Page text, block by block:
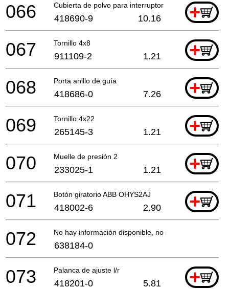
Cubierta de polvo para interruptor +
066 418690-9 10.16
Tornillo 4x8 +
067 911109-2 1.21
Porta anillo de guía +
068 418686-0 7.26
Tornillo 4x22 +
069 265145-3 1.21
Muelle de presión 2 +
070 233025-1 1.21
Botón giratorio ABB OHYS2AJ +
071 418002-6 2.90
No hay información disponible, no se puede pedir
072 638184-0
Palanca de ajuste l/r +
073 418201-0 5.81